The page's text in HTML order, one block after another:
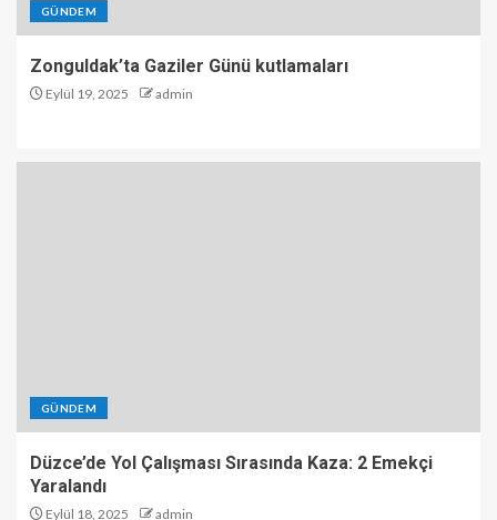
GÜNDEM
Zonguldak’ta Gaziler Günü kutlamaları
Eylül 19, 2025 admin
GÜNDEM
Düzce’de Yol Çalışması Sırasında Kaza: 2 Emekçi
Yaralandı
Eylül 18, 2025 admin